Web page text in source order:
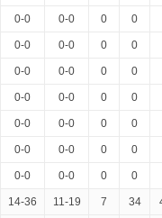
0-0 0-0 0 0
0-0 0-0 0 0
0-0 0-0 0 0
0-0 0-0 0 0
0-0 0-0 0 0
0-0 0-0 0 0
0-0 0-0 0 0
14-36 11-19 7 34